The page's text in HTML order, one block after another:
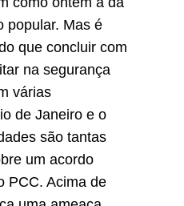
popular. Mas é
que concluir com
na segurança
várias
de Janeiro e o
são tantas
um acordo
PCC. Acima de